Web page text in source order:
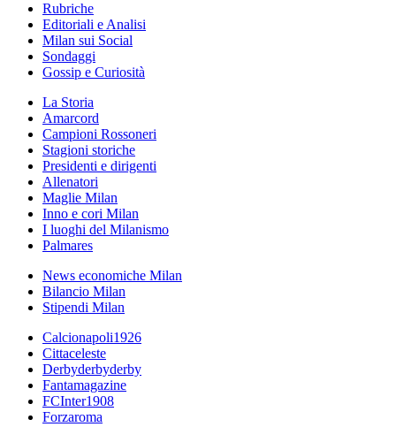
Rubriche
Editoriali e Analisi
Milan sui Social
Sondaggi
Gossip e Curiosità
La Storia
Amarcord
Campioni Rossoneri
Stagioni storiche
Presidenti e dirigenti
Allenatori
Maglie Milan
Inno e cori Milan
I luoghi del Milanismo
Palmares
News economiche Milan
Bilancio Milan
Stipendi Milan
Calcionapoli1926
Cittaceleste
Derbyderbyderby
Fantamagazine
FCInter1908
Forzaroma